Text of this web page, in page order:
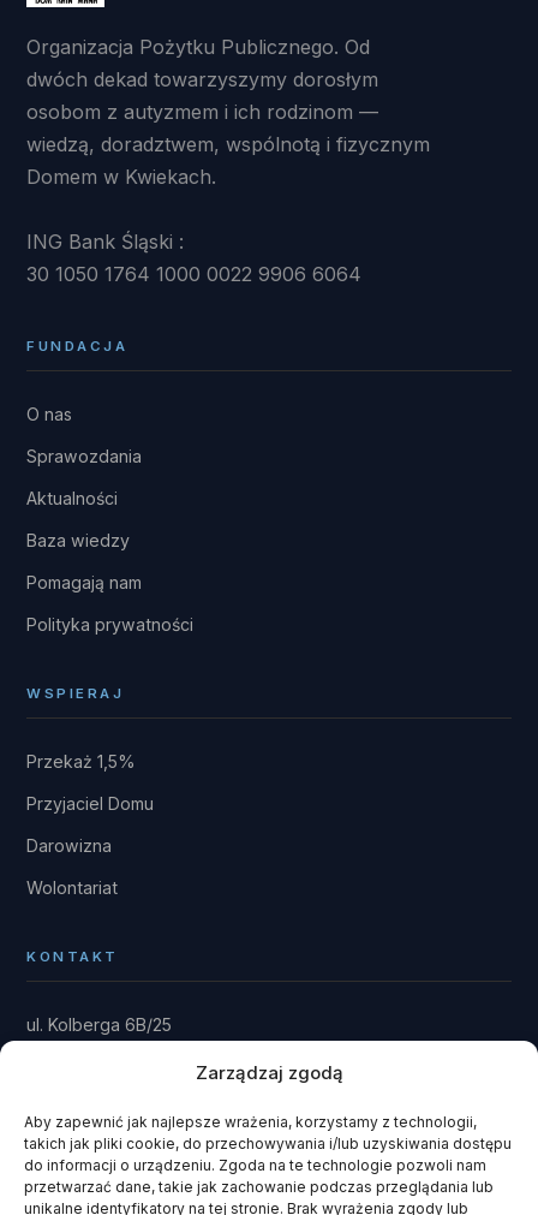
Zarządzaj zgodą
Aby zapewnić jak najlepsze wrażenia, korzystamy z technologii,
takich jak pliki cookie, do przechowywania i/lub uzyskiwania dostępu
do informacji o urządzeniu. Zgoda na te technologie pozwoli nam
przetwarzać dane, takie jak zachowanie podczas przeglądania lub
unikalne identyfikatory na tej stronie. Brak wyrażenia zgody lub
Organizacja Pożytku Publicznego. Od
dwóch dekad towarzyszymy dorosłym
osobom z autyzmem i ich rodzinom —
wiedzą, doradztwem, wspólnotą i fizycznym
Domem w Kwiekach.
ING Bank Śląski :
30 1050 1764 1000 0022 9906 6064
FUNDACJA
O nas
Sprawozdania
Aktualności
Baza wiedzy
Pomagają nam
Polityka prywatności
WSPIERAJ
Przekaż 1,5%
Przyjaciel Domu
Darowizna
Wolontariat
KONTAKT
ul. Kolberga 6B/25
Rytel 89-642
gmina Czersk · powiat chojnicki
fundacja@domrainmana.pl